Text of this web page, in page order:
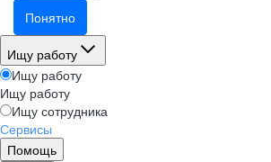
Понятно
Ищу работу
Ищу работу
Ищу работу
Ищу сотрудника
Сервисы
Помощь